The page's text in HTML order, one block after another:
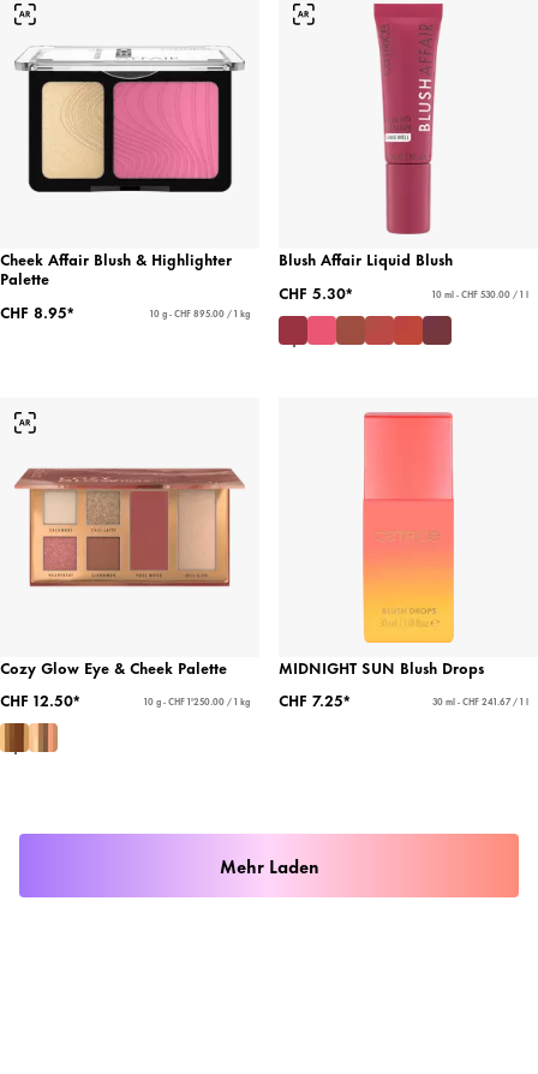
Cheek Affair Blush & Highlighter
Palette
CHF 8.95*
10 g - CHF 895.00 / 1 kg
Blush Affair Liquid Blush
CHF 5.30*
10 ml - CHF 530.00 / 1 l
Cozy Glow Eye & Cheek Palette
CHF 12.50*
10 g - CHF 1'250.00 / 1 kg
MIDNIGHT SUN Blush Drops
CHF 7.25*
30 ml - CHF 241.67 / 1 l
Mehr Laden